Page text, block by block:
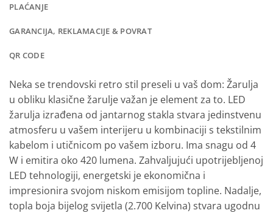
PLAĆANJE
GARANCIJA, REKLAMACIJE & POVRAT
QR CODE
Neka se trendovski retro stil preseli u vaš dom: Žarulja
u obliku klasične žarulje važan je element za to. LED
žarulja izrađena od jantarnog stakla stvara jedinstvenu
atmosferu u vašem interijeru u kombinaciji s tekstilnim
kabelom i utičnicom po vašem izboru. Ima snagu od 4
W i emitira oko 420 lumena. Zahvaljujući upotrijebljenoj
LED tehnologiji, energetski je ekonomična i
impresionira svojom niskom emisijom topline. Nadalje,
topla boja bijelog svijetla (2.700 Kelvina) stvara ugodnu